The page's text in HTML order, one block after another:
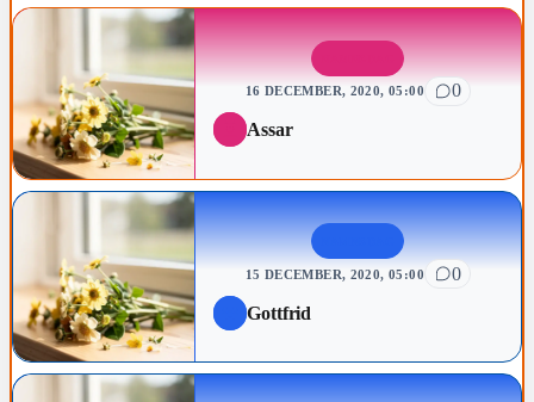
16 DECEMBER, 2020, 05:00
0
Assar
15 DECEMBER, 2020, 05:00
0
Gottfrid